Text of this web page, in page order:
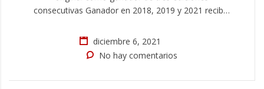
consecutivas Ganador en 2018, 2019 y 2021 recibió
presidente Julio Romero La 71ª edición de la Regata
Internacional de San Ginés que se celebró el
pasado mes de agosto, tenía pendiente de hacer…
diciembre 6, 2021
No hay comentarios